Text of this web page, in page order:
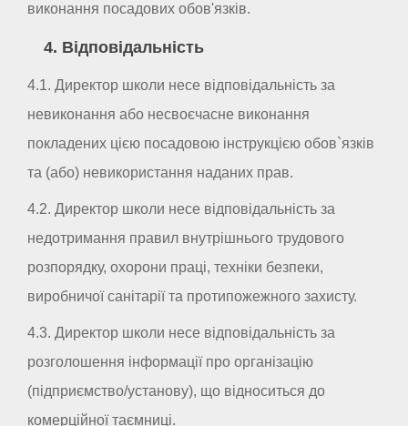
виконання посадових обов'язків.
4. Відповідальність
4.1. Директор школи несе відповідальність за
невиконання або несвоєчасне виконання
покладених цією посадовою інструкцією обов`язків
та (або) невикористання наданих прав.
4.2. Директор школи несе відповідальність за
недотримання правил внутрішнього трудового
розпорядку, охорони праці, техніки безпеки,
виробничої санітарії та протипожежного захисту.
4.3. Директор школи несе відповідальність за
розголошення інформації про організацію
(підприємство/установу), що відноситься до
комерційної таємниці.